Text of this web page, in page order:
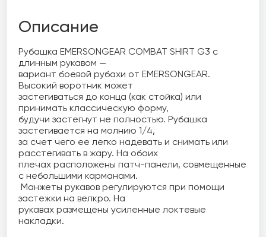
Описание
Рубашка EMERSONGEAR COMBAT SHIRT G3 с
длинным рукавом —
вариант боевой рубахи от EMERSONGEAR.
Высокий воротник может
застегиваться до конца (как стойка) или
принимать классическую форму,
будучи застегнут не полностью. Рубашка
застегивается на молнию 1/4,
за счет чего ее легко надевать и снимать или
расстегивать в жару. На обоих
плечах расположены патч-панели, совмещенные
с небольшими карманами.
застежки на велкро. На
рукавах размещены усиленные локтевые
накладки.